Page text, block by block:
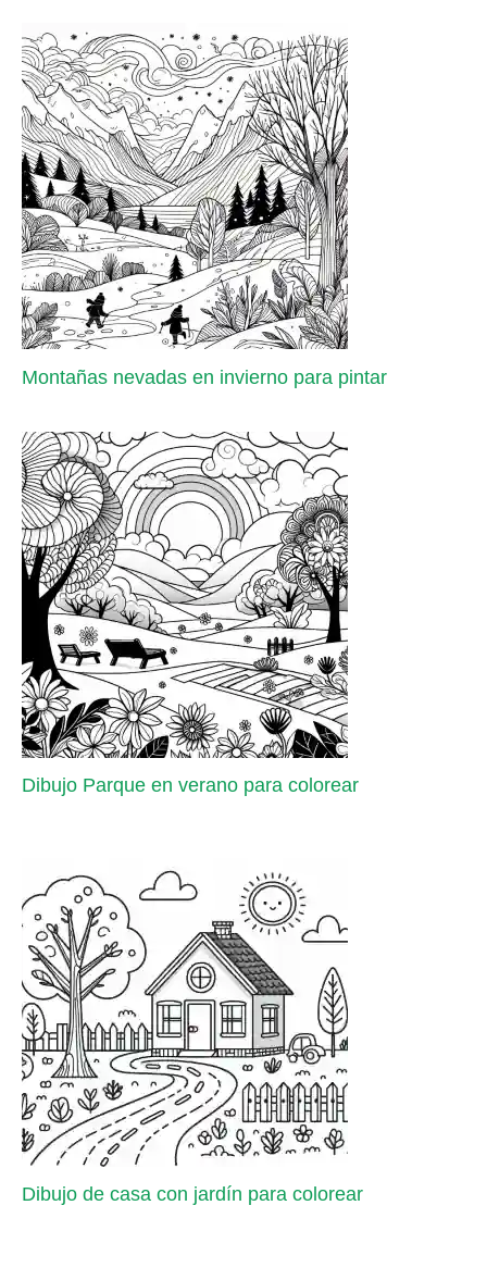
Montañas nevadas en invierno para pintar
Dibujo Parque en verano para colorear
Dibujo de casa con jardín para colorear